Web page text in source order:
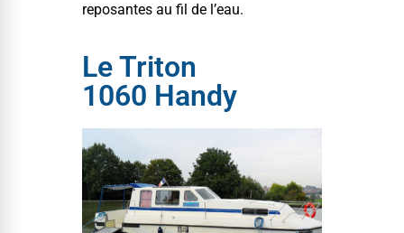
reposantes au fil de l’eau.
Le Triton
1060 Handy